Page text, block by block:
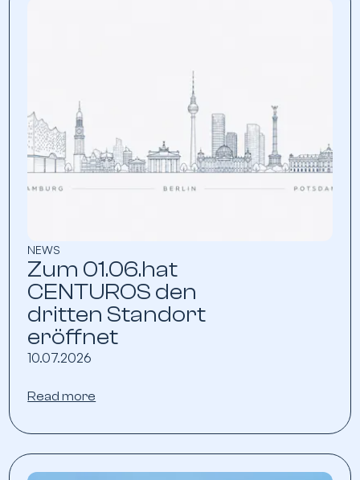
NEWS
Zum 01.06.hat
CENTUROS den
dritten Standort
eröffnet
10.07.2026
Read more